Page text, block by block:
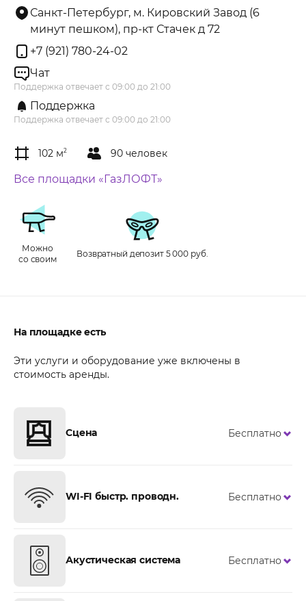
Санкт-Петербург, м. Кировский Завод (6
минут пешком), пр-кт Стачек д 72
+7 (921) 780-24-02
Чат
Поддержка отвечает с 09:00 до 21:00
Поддержка
Поддержка отвечает с 09:00 до 21:00
102 м2 90 человек
Все площадки «ГазЛОФТ»
Можно
со своим
Возвратный депозит 5 000 руб.
На площадке есть
Эти услуги и оборудование уже включены в
стоимость аренды.
Сцена Бесплатно
WI-FI быстр. проводн. Бесплатно
Акустическая система Бесплатно